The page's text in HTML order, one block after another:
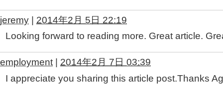
jeremy
2014年2月 5日 22:19
Looking forward to reading more. Great article.
employment
2014年2月 7日 03:39
I appreciate you sharing this article post.Thanks